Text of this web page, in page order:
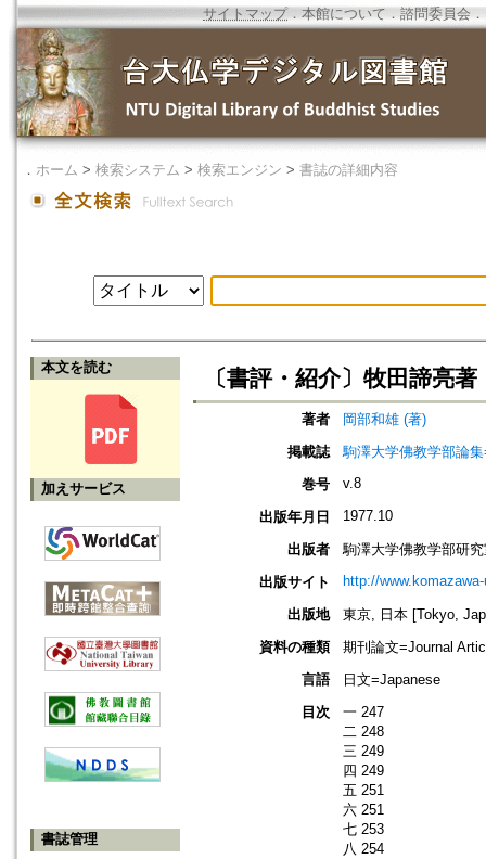
サイトマップ．本館について ． 諮問委員会 ．
． ホーム > 検索システム > 検索エンジン > 書誌の詳細内容
本文を読む
加えサービス
書誌管理
〔書評・紹介〕牧田諦亮
著者
岡部和雄 (著)
掲載誌
駒澤大学佛教学部論
巻号
v.8
出版年月日 1977.10
出版者
駒澤大学佛教学部研
出版サイト
http://
出版地
東京, 日本 [Tokyo,
資料の種類
期刊論文=Journal
言語
日文=Japanese
目次
一 247
二 248
三 249
四 249
五 251
六 251
七 253
八 254